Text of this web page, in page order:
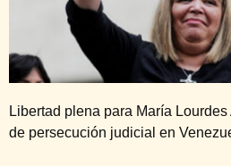
Libertad plena para María
de persecución judicial en